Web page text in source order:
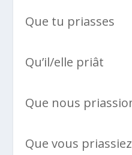
Que tu priasses
Qu’il/elle priât
Que nous
Que vous priassiez